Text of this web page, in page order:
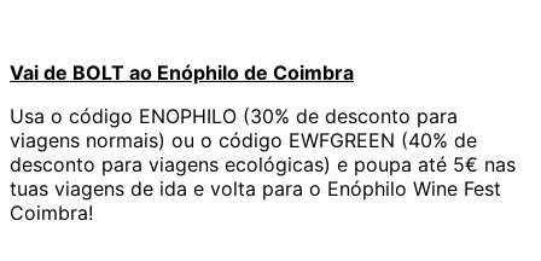
Vai de BOLT ao Enóphilo de Coimbra
Usa o código ENOPHILO (30% de desconto para
viagens normais) ou o código EWFGREEN (40% de
desconto para viagens ecológicas) e poupa até 5€ nas
tuas viagens de ida e volta para o Enóphilo Wine Fest
Coimbra!